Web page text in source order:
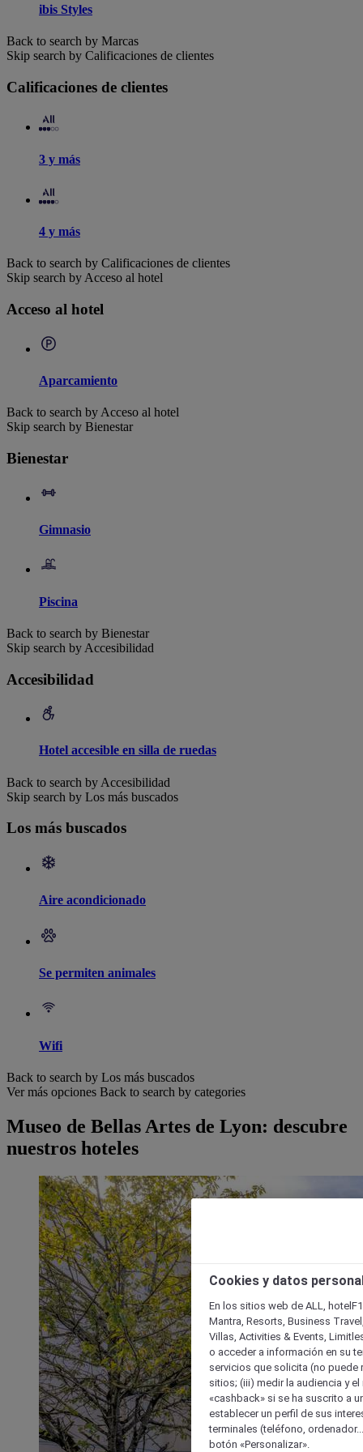
ibis Styles
Back to search by Marcas
Skip search by Calificaciones de clientes
Calificaciones de clientes
3 y más
4 y más
Back to search by Calificaciones de clientes
Skip search by Acceso al hotel
Acceso al hotel
Aparcamiento
Back to search by Acceso al hotel
Skip search by Bienestar
Bienestar
Gimnasio
Piscina
Back to search by Bienestar
Skip search by Accesibilidad
Accesibilidad
Hotel accesible en silla de ruedas
Back to search by Accesibilidad
Skip search by Los más buscados
Los más buscados
Aire acondicionado
Se permiten animales
Wifi
Back to search by Los más buscados
Ver más opciones Back to search by categories
Museo de Bellas Artes de Lyon: descubre
nuestros hoteles
Cookies y datos
En los sitios web de ALL,
Mantra, Resorts, Business
Villas, Activities & Events,
o acceder a información en su
servicios que solicita (no puede
sitios; (iii) medir la audiencia y
«cashback» si se ha suscrito a
establecer un perfil de sus
terminales (teléfono,
botón «Personalizar».